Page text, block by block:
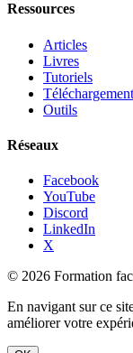
Ressources
Articles
Livres
Tutoriels
Outils
Réseaux
Facebook
YouTube
Discord
LinkedIn
X
© 2026 Formation
En navigant sur ce
améliorer votre